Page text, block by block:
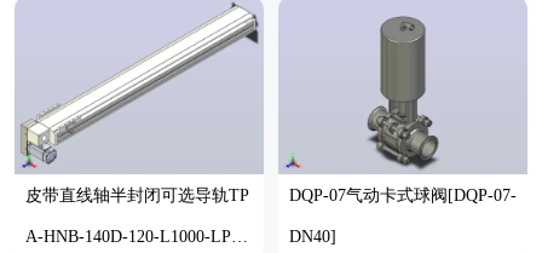
皮带直线轴半封闭可选导轨TP
A-HNB-140D-120-L1000-LP-Y-
DQP-07气动卡式球阀[DQP-07-
DN40]